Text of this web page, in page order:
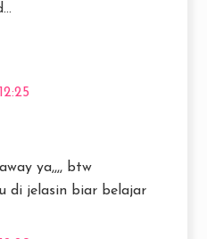
ya,,,, btw
di jelasin biar belajar